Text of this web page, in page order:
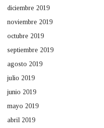
diciembre 2019
noviembre 2019
octubre 2019
septiembre 2019
agosto 2019
julio 2019
junio 2019
mayo 2019
abril 2019